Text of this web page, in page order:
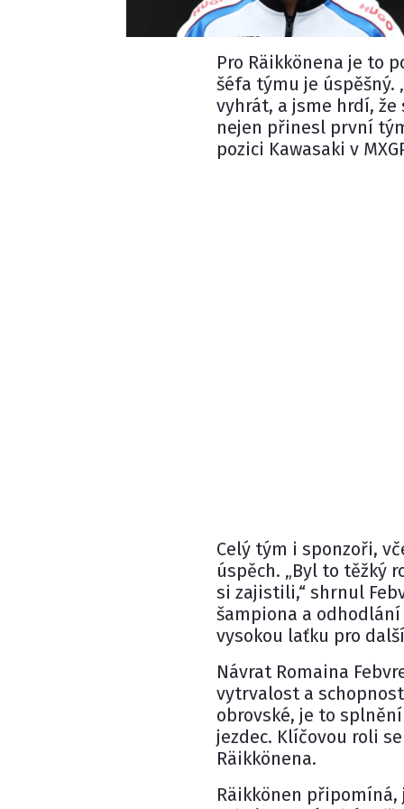
Pro Räikkönena je to
šéfa týmu je úspěšný.
vyhrát, a jsme hrdí,
nejen přinesl první
pozici Kawasaki v
Celý tým i sponzoři,
úspěch. „Byl to těžký
si zajistili,“ shrnul
šampiona a
vysokou laťku pro
Návrat Romaina
vytrvalost a
obrovské, je to
jezdec. Klíčovou roli
Räikkönena.
Räikkönen